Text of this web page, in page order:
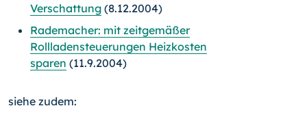
Verschattung (8.12.2004)
Rademacher: mit zeitgemäßer
Rollladensteuerungen Heizkosten
sparen (11.9.2004)
siehe zudem: